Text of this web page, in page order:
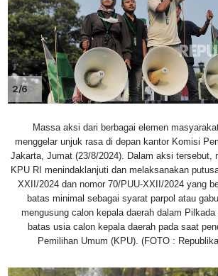
2/6
Massa aksi dari berbagai elemen
menggelar unjuk rasa di depan kantor Komisi
Jakarta, Jumat (23/8/2024). Dalam aksi tersebut,
KPU RI menindaklanjuti dan melaksanakan
XXII/2024 dan nomor 70/PUU-XXII/2024 yang
batas minimal sebagai syarat parpol atau
mengusung calon kepala daerah dalam
batas usia calon kepala daerah pada saat
Pemilihan Umum (KPU). (FOTO :